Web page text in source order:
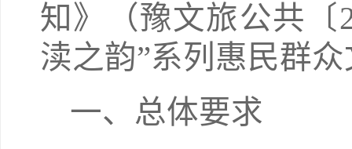
知》（豫文旅公共〔
渎之韵”系列惠民群
一、总体要求